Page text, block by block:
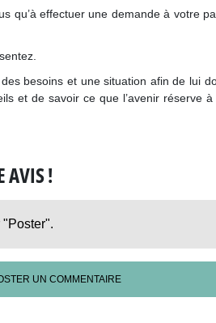
qu’à effectuer une demande à votre
besoins et une situation afin de lui
et de savoir ce que l’avenir réserve
AVIS !
UN COMMENTAIRE